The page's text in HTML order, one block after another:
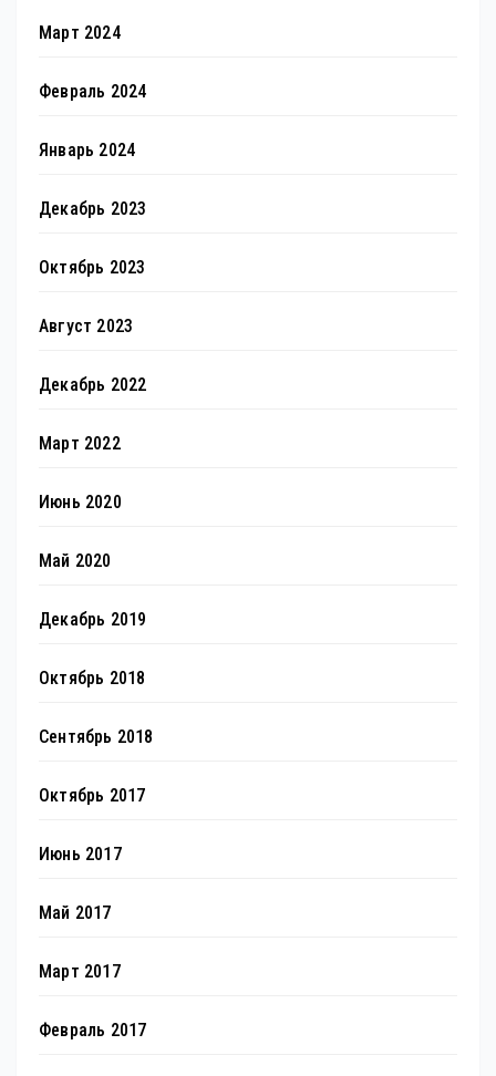
Март 2024
Февраль 2024
Январь 2024
Декабрь 2023
Октябрь 2023
Август 2023
Декабрь 2022
Март 2022
Июнь 2020
Май 2020
Декабрь 2019
Октябрь 2018
Сентябрь 2018
Октябрь 2017
Июнь 2017
Май 2017
Март 2017
Февраль 2017